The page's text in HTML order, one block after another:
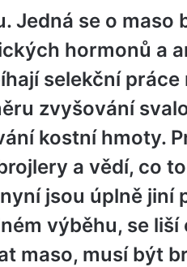
Jedná se o maso
hormonů a
selekční
zvyšování
kostní hmoty.
a vědí, co
jsou úplně jiní
výběhu, se
maso, musí být